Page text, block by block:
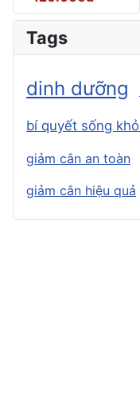
Tags
dinh dưỡng
bí quyết sống
giảm cân an toàn
giảm cân hiệu quả